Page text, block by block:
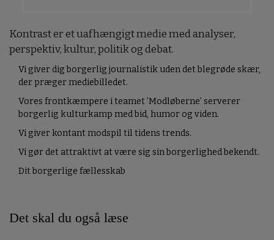
Kontrast er et uafhængigt medie med analyser,
perspektiv, kultur, politik og debat.
Vi giver dig borgerlig journalistik uden det blegrøde skær,
der præger mediebilledet.
Vores frontkæmpere i teamet ’Modløberne’ serverer
borgerlig kulturkamp med bid, humor og viden.
Vi giver kontant modspil til tidens trends.
Vi gør det attraktivt at være sig sin borgerlighed bekendt.
Dit borgerlige fællesskab
Det skal du også læse